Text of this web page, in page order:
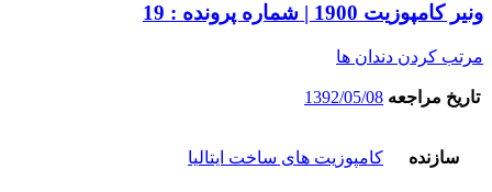
ونیر کامپوزیت 1900 | شماره پرونده : 19
مرتب کردن دندان ها
تاریخ مراجعه 1392/05/08
سازنده کامپوزیت های ساخت ایتالیا